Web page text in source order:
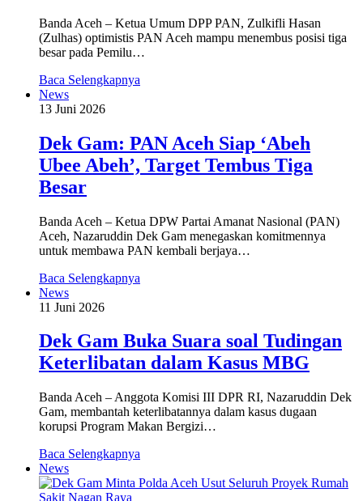
Banda Aceh – Ketua Umum DPP PAN, Zulkifli Hasan
(Zulhas) optimistis PAN Aceh mampu menembus posisi tiga
besar pada Pemilu…
Baca Selengkapnya
News
13 Juni 2026
Dek Gam: PAN Aceh Siap ‘Abeh
Ubee Abeh’, Target Tembus Tiga
Besar
Banda Aceh – Ketua DPW Partai Amanat Nasional (PAN)
Aceh, Nazaruddin Dek Gam menegaskan komitmennya
untuk membawa PAN kembali berjaya…
Baca Selengkapnya
News
11 Juni 2026
Dek Gam Buka Suara soal Tudingan
Keterlibatan dalam Kasus MBG
Banda Aceh – Anggota Komisi III DPR RI, Nazaruddin Dek
Gam, membantah keterlibatannya dalam kasus dugaan
korupsi Program Makan Bergizi…
Baca Selengkapnya
News